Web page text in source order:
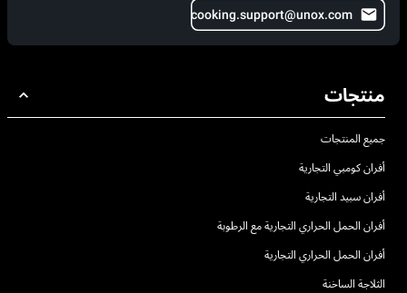
cooking.support@unox.com
منتجات
جميع المنتجات
أفران كومبي التجارية
أفران سبيد التجارية
أفران الحمل الحراري التجارية مع الرطوبة
أفران الحمل الحراري التجارية
الثلاجة الساخنة